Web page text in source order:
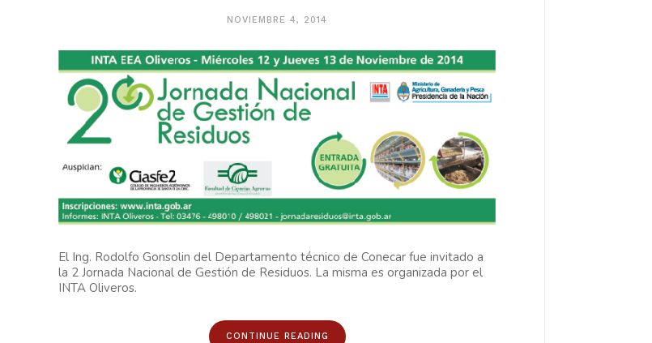
NOVIEMBRE 4, 2014
El Ing. Rodolfo Gonsolin del Departamento técnico de Conecar fue invitado a
la 2 Jornada Nacional de Gestión de Residuos. La misma es organizada por el
INTA Oliveros.
CONTINUE READING